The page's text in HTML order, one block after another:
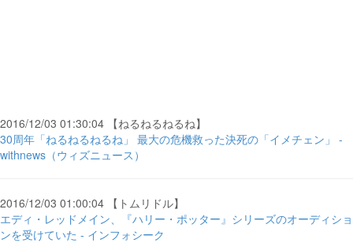
2016/12/03 01:30:04 【ねるねるねるね】
30周年「ねるねるねるね」 最大の危機救った決死の「イメチェン」 -
withnews（ウィズニュース）
2016/12/03 01:00:04 【トムリドル】
エディ・レッドメイン、『ハリー・ポッター』シリーズのオーディショ
ンを受けていた - インフォシーク